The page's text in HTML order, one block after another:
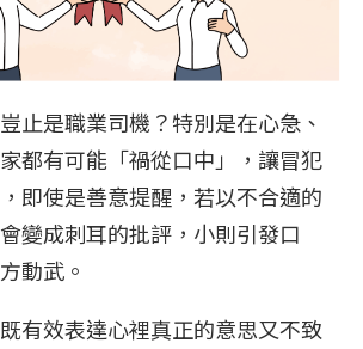
止是職業司機？特別是在心急、
都有可能「禍從口中」，讓冒犯
即使是善意提醒，若以不合適的
變成刺耳的批評，小則引發口
動武。
有效表達心裡真正的意思又不致